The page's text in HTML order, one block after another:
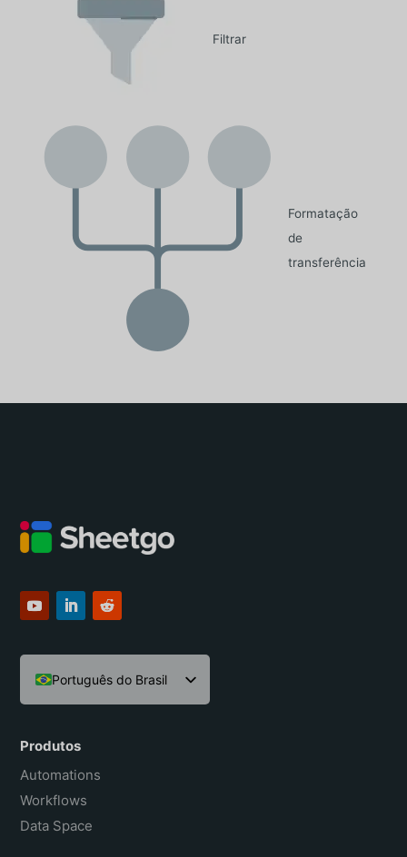
Filtrar
Formatação
de
transferência
Português do Brasil
English
Español
Français
Produtos
Automations
Workflows
Data Space